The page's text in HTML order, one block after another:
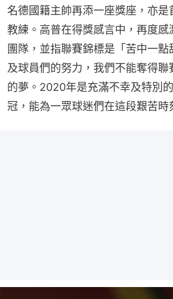
名德國籍主帥再添一座獎座，亦是
教練。高普在得獎感言中，再度感
團隊，並指聯賽錦標是「苦中一
及球員們的努力，我們不能奪得
的夢。2020年是充滿不幸及特別
冠，能為一眾球迷們在這段艱苦時